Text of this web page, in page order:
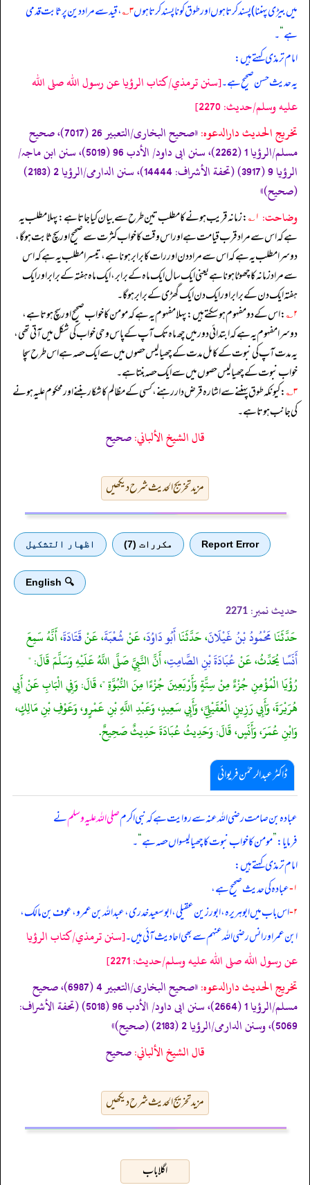
میں بیڑی پہننا) پسند کرتا ہوں اور طوق کو ناپسند کرتا ہوں۳؎ ، قید سے مراد دین پر ثابت قدمی
ہے“۔
امام ترمذی کہتے ہیں:
یہ حدیث حسن صحیح ہے۔[سنن ترمذي/كتاب الرؤيا عن رسول الله صلى الله
عليه وسلم/حدیث: 2270]
تخریج الحدیث دارالدعوہ:
«صحیح البخاری/التعبیر 26 (7017)، صحیح
مسلم/الرؤیا 1 (2262)، سنن ابی داود/ الأدب 96 (5019)، سنن ابن ماجہ/
الرؤیا 9 (3917) (تحفة الأشراف: 14444)، سنن الدارمی/الرؤیا 2 (2183)
(صحیح)»
وضاحت: ۱؎ : زمانہ قریب ہونے کا مطلب تین طرح سے بیان کیا جاتا ہے: پہلا مطلب یہ
ہے کہ اس سے مراد قرب قیامت ہے اور اس وقت کا خواب کثرت سے صحیح اور سچ ثابت ہو گا،
دوسرا مطلب یہ ہے کہ اس سے مراد دن اور رات کا برابر ہونا ہے، تیسرا مطلب یہ ہے کہ اس
سے مراد زمانہ کا چھوٹا ہونا ہے یعنی ایک سال ایک ماہ کے برابر، ایک ماہ ہفتہ کے برابر اور ایک
ہفتہ ایک دن کے برابر اور ایک دن ایک گھڑی کے برابر ہو گا۔
۲؎ : اس کے دو مفہوم ہو سکتے ہیں: پہلا مفہوم یہ ہے کہ مومن کا خواب صحیح اور سچ ہوتا ہے،
دوسرا مفہوم یہ ہے کہ ابتدائی دور میں چھ ماہ تک آپ کے پاس وحی خواب کی شکل میں آتی تھی،
یہ مدت آپ کی نبوت کے کامل مدت کے چھیالیس حصوں میں سے ایک حصہ ہے اس طرح سچا
خواب نبوت کے چھیالیس حصوں میں سے ایک حصہ بنتا ہے۔
۳؎ : کیونکہ طوق پہننے سے اشارہ قرض دار رہنے، کسی کے مظالم کا شکار بننے اور محکوم علیہ ہونے
کی جانب ہوتا ہے۔
قال الشيخ الألباني:صحيح
مزید تخریج الحدیث شرح دیکھیں
Report Error مكررات (7) اظهار التشكيل
🔍 English
حدیث نمبر: 2271
حَدَّثَنَامَحْمُودُ بْنُ غَيْلَانَ، حَدَّثَنَاأَبُو دَاوُدَ، عَنْشُعْبَةَ، عَنْقَتَادَةَ، أَنَّهُ سَمِعَ
أَنَسًايُحَدِّثُ، عَنْعُبَادَةَ بْنِ الصَّامِتِ، أَنَّ النَّبِيَّ صَلَّى اللَّهُ عَلَيْهِ وَسَلَّمَ قَالَ: "
رُؤْيَا الْمُؤْمِنِ جُزْءٌ مِنْ سِتَّةٍ وَأَرْبَعِينَ جُزْءًا مِنَ النُّبُوَّةِ "، قَالَ: وَفِي الْبَابِ عَنْ أَبِي
هُرَيْرَةَ، وَأَبِي رَزِينٍ الْعُقَيْلِيِّ، وَأَبِي سَعِيدٍ، وَعَبْدِ اللَّهِ بْنِ عَمْرٍو، وَعَوْفِ بْنِ مَالِكٍ،
وَابْنِ عُمَرَ، وَأَنَسٍ، قَالَ: وَحَدِيثُ عُبَادَةَ حَدِيثٌ صَحِيحٌ.
ڈاکٹر عبدالرحمٰن فریوائی
عبادہ بن صامت رضی الله عنہ سے روایت ہے کہنبی اکرمصلی اللہ علیہ وسلمنے
فرمایا:”مومن کا خواب نبوت کا چھیالیسواں حصہ ہے“۔
امام ترمذی کہتے ہیں:
۱- عبادہ کی حدیث صحیح ہے،
۲- اس باب میں ابوہریرہ، ابورزین عقیلی، ابو سعید خدری، عبداللہ بن عمرو، عوف بن مالک،
ابن عمر اور انس رضی الله عنہم سے بھی احادیث آئی ہیں۔[سنن ترمذي/كتاب الرؤيا
عن رسول الله صلى الله عليه وسلم/حدیث: 2271]
تخریج الحدیث دارالدعوہ:
«صحیح البخاری/التعبیر 4 (6987)، صحیح
مسلم/الرؤیا 1 (2664)، سنن ابی داود/ الأدب 96 (5018) (تحفة الأشراف:
5069)، وسنن الدارمی/الرؤیا 2 (2183) (صحیح)»
قال الشيخ الألباني:صحيح
مزید تخریج الحدیث شرح دیکھیں
اگلا باب